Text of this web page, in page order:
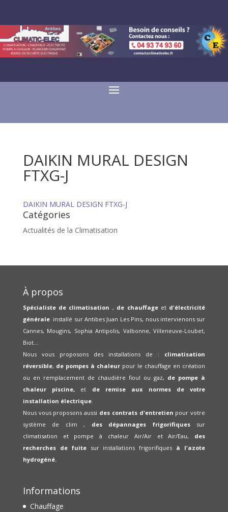
DAIKIN MURAL DESIGN
FTXG-J
DAIKIN MURAL DESIGN FTXG-J
Catégories
Actualités de la Climatisation
À propos
Spécialiste de climatisation , de chauffageet d'électricité
générale installé sur Antibes Juan Les Pins, nous intervienons sur
Cannes, Mougins, Sophia Antipolis, Valbonne, Villeneuve-Loubet,
Biot...
Nous vous proposons des installations de : climatisation
réversible, de pompes à chaleurpour le chauffage en création
ou en remplacement de chaudière fioul ou gaz, de pompe à
chaleur piscine, et de remise aux normes de votre
installation électrique.
Nous vous proposons aussi des contrats d'entretien pour votre
système de clim , des dépannages frigorifiquessur
climatisation et pompe à chaleur Air/Air et Air/Eau, des
recherches de fuite sur installations frigorifiques à l'azote
hydrogéné.
Informations
Chauffage